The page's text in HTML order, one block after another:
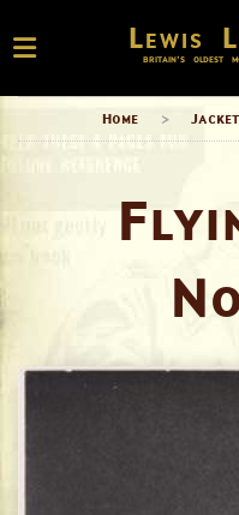
Lewis
BRITAIN’S OLDEST
Home >